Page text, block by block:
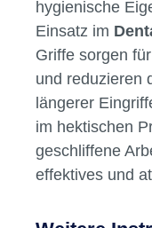
hygienische
Einsatz im
Griffe sorgen
und reduzieren
längerer
im hektischen
geschliffene
effektives und